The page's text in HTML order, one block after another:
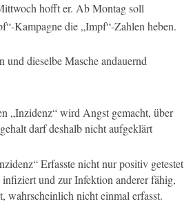
hofft er. Ab Montag soll
Kampagne die „Impf“-Zahlen heben.
und dieselbe Masche andauernd
„Inzidenz“ wird Angst gemacht, über
darf deshalb nicht aufgeklärt
Erfasste nicht nur positiv getestet
infiziert und zur Infektion anderer fähig,
wahrscheinlich nicht einmal erfasst.